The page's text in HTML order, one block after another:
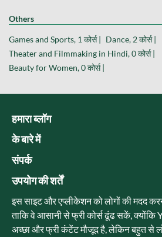
Others
Games and Sports, 1 कोर्स | Dance, 2 कोर्स |
Theater and Filmmaking in Hindi, 0 कोर्स |
Beauty for Women, 0 कोर्स |
हमारा ब्लॉग
के बारे में
संपर्क
उपयोग की शर्तें
इस साइट और एप्लीकेशन को लोगों की मदद
ताकि वे आसानी से फ्री कोर्स ढूंढ सकें, क्योंकि
अच्छा और फ्री कंटेंट मौजूद है, लेकिन बहुत से